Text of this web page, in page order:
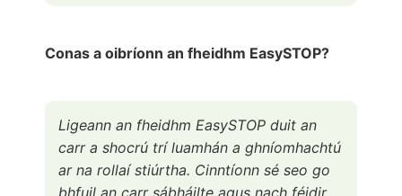
Conas a oibríonn an fheidhm EasySTOP?
Ligeann an fheidhm EasySTOP duit an
carr a shocrú trí luamhán a ghníomhachtú
ar na rollaí stiúrtha. Cinntíonn sé seo go
bhfuil an carr sábháilte agus nach féidir